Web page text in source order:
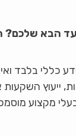
הבא שלכם?
כללי בלבד
ייעוץ
מקצוע